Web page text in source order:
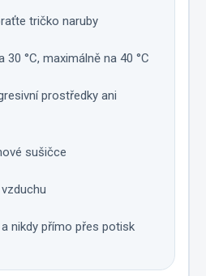
tričko naruby
30 °C, maximálně na 40 °C
prostředky ani
sušičce
nikdy přímo přes potisk